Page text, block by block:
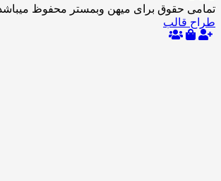
برای میهن وبمستر محفوظ میباشد.